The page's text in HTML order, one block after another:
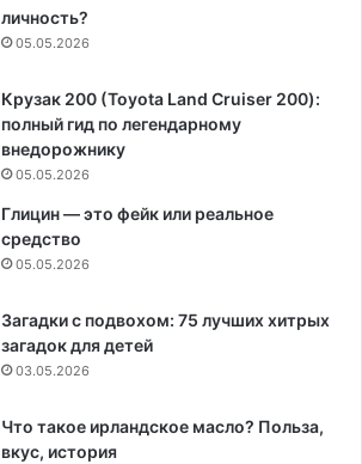
личность?
05.05.2026
Крузак 200 (Toyota Land Cruiser 200):
полный гид по легендарному
внедорожнику
05.05.2026
Глицин — это фейк или реальное
средство
05.05.2026
Загадки с подвохом: 75 лучших хитрых
загадок для детей
03.05.2026
Что такое ирландское масло? Польза,
вкус, история